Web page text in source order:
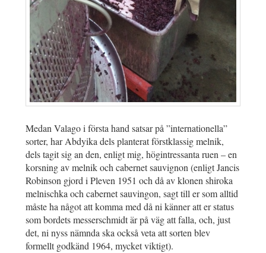
Medan Valago i första hand satsar på ”internationella”
sorter, har Abdyika dels planterat förstklassig melnik,
dels tagit sig an den, enligt mig, högintressanta ruen – en
korsning av melnik och cabernet sauvignon (enligt Jancis
Robinson gjord i Pleven 1951 och då av klonen shiroka
melnischka och cabernet sauvingon, sagt till er som alltid
måste ha något att komma med då ni känner att er status
som bordets messerschmidt är på väg att falla, och, just
det, ni nyss nämnda ska också veta att sorten blev
formellt godkänd 1964, mycket viktigt).